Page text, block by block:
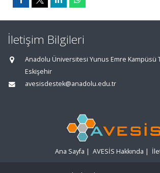
İletişim Bilgileri
Anadolu Üniversitesi Yunus Emre Kampüsü
Eskişehir
avesisdestek@anadolu.edu.tr
Ana Sayfa | AVESİS Hakkında |